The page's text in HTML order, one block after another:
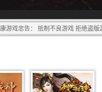
游戏忠告： 抵制不良游戏 拒绝盗